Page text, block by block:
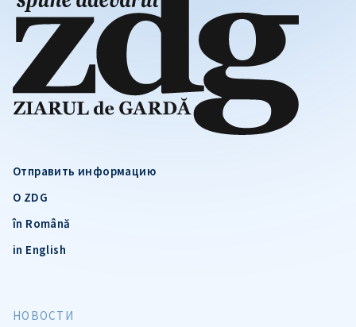
Отправить информацию
О ZDG
în Română
in English
НОВОСТИ